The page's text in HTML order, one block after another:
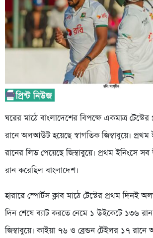
ঘরের মাঠে বাংলাদেশের বিপক্ষে একমাত্র
রানে অলআউট হয়েছে স্বাগতিক জিম্বাবুয়ে।
রানের লিড পেয়েছে জিম্বাবুয়ে। প্রথম ইনিংসে
রান করেছিল বাংলাদেশ।
হারারে স্পোর্টস ক্লাব মাঠে টেস্টের প্রথম দিনই
দিন শেষে ব্যাট করতে নেমে ১ উইকেটে ১৩৬
জিম্বাবুয়ে। কাইয়া ৭৬ ও ব্রেন্ডন টেইলর ১৭